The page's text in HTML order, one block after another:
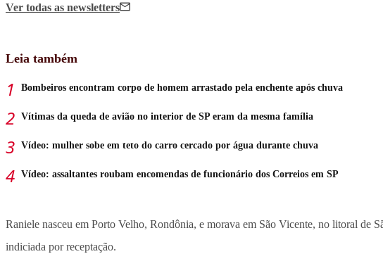
Ver todas as newsletters
Leia também
Bombeiros encontram corpo de homem arrastado pela enchente após chuva
Vítimas da queda de avião no interior de SP eram da mesma família
Vídeo: mulher sobe em teto do carro cercado por água durante chuva
Vídeo: assaltantes roubam encomendas de funcionário dos Correios em SP
Raniele nasceu em Porto Velho, Rondônia, e morava em São Vicente, no litoral de
indiciada por receptação.